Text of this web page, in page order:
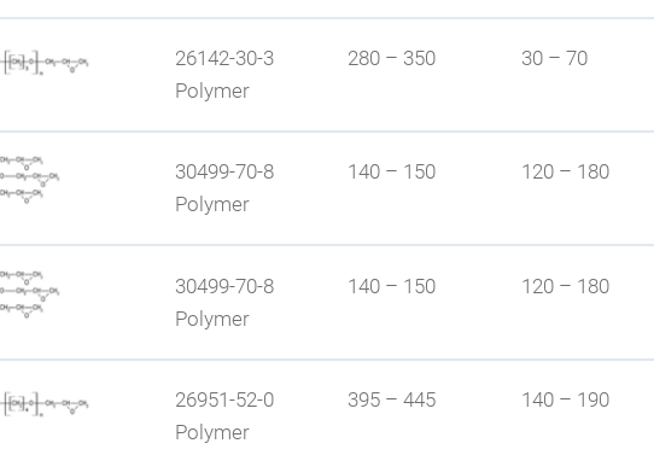
werden wenig beeinflusst; sehr gute Chemikalienbeständigkeit
26142-30-3
Polymer
280 – 350 30 – 70
hydrophober Charakter
30499-70-8
Polymer
140 – 150 120 – 180
hoher Vernetzungsgrad; Glasübergangstemperatur wird nur gering
30499-70-8
Polymer
140 – 150 120 – 180
hoher Vernetzungsgrad; Glasübergangstemperatur wird nur gering
26951-52-0
Polymer
395 – 445 140 – 190